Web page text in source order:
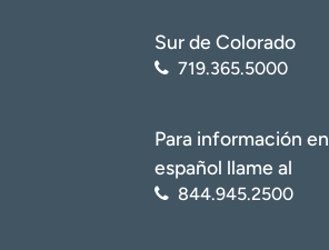
Sur de Colorado
719.365.5000
Para información en
español llame al
844.945.2500